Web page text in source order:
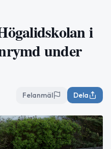
i
under
Felanmäl Dela